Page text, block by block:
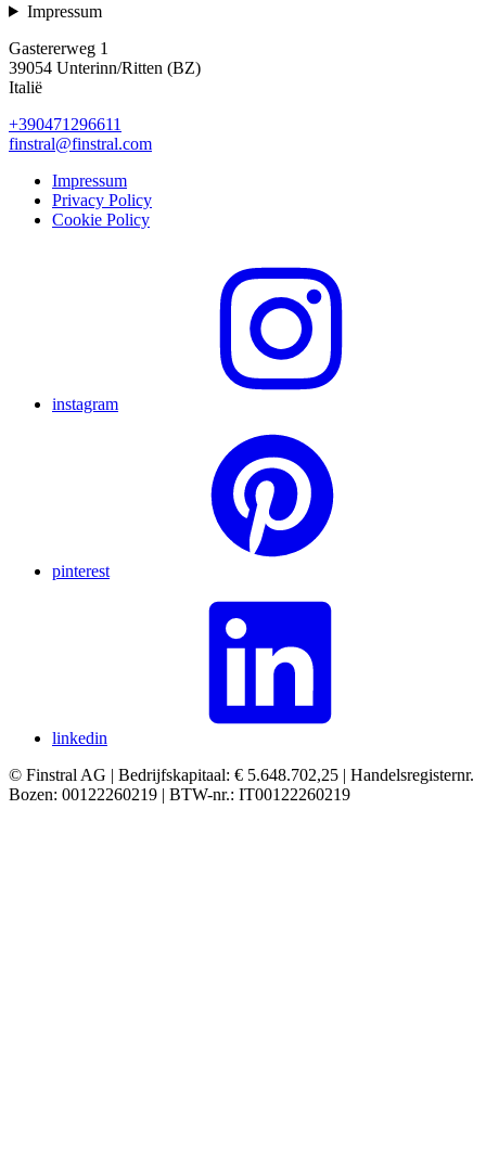
Impressum
Gastererweg 1
39054 Unterinn/Ritten (BZ)
Italië
+390471296611
finstral@finstral.com
Impressum
Privacy Policy
Cookie Policy
instagram
pinterest
linkedin
© Finstral AG | Bedrijfskapitaal: € 5.648.702,25 | Handelsregisternr.
Bozen: 00122260219 | BTW-nr.: IT00122260219